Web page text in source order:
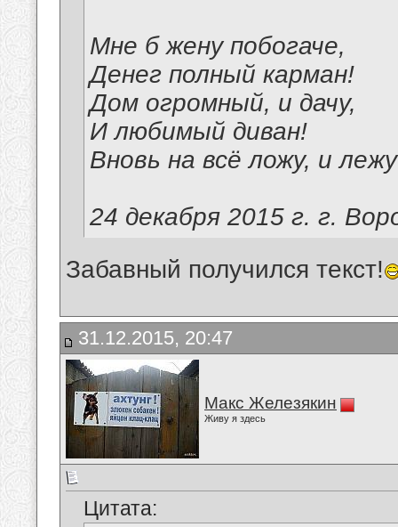
Мне б жену побогаче,
Денег полный карман!
Дом огромный, и дачу,
И любимый диван!
Вновь на всё ложу, и
24 декабря 2015 г. г.
Забавный получился текст!
31.12.2015, 20:47
Макс Железякин
Живу я здесь
Цитата: